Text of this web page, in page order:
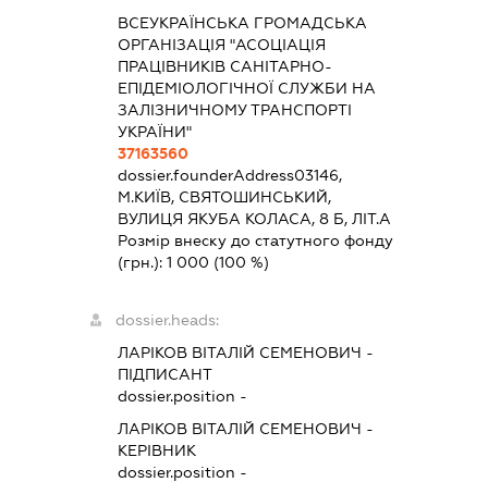
ВСЕУКРАЇНСЬКА ГРОМАДСЬКА
ОРГАНІЗАЦІЯ "АСОЦІАЦІЯ
ПРАЦІВНИКІВ САНІТАРНО-
ЕПІДЕМІОЛОГІЧНОЇ СЛУЖБИ НА
ЗАЛІЗНИЧНОМУ ТРАНСПОРТІ
УКРАЇНИ"
37163560
dossier.founderAddress03146,
М.КИЇВ, СВЯТОШИНСЬКИЙ,
ВУЛИЦЯ ЯКУБА КОЛАСА, 8 Б, ЛІТ.А
Розмір внеску до статутного фонду
(грн.):1 000 (100 %)
dossier.heads:
ЛАРІКОВ ВІТАЛІЙ СЕМЕНОВИЧ -
ПІДПИСАНТ
dossier.position -
ЛАРІКОВ ВІТАЛІЙ СЕМЕНОВИЧ -
КЕРІВНИК
dossier.position -